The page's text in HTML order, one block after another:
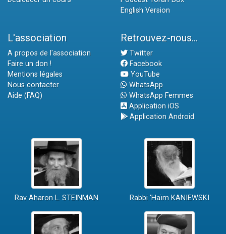
English Version
L'association
A propos de l'association
Faire un don !
Mentions légales
Nous contacter
Aide (FAQ)
Retrouvez-nous...
Twitter
Facebook
YouTube
WhatsApp
WhatsApp Femmes
Application iOS
Application Android
Rav Aharon L. STEINMAN Rabbi 'Haïm KANIEWSKI